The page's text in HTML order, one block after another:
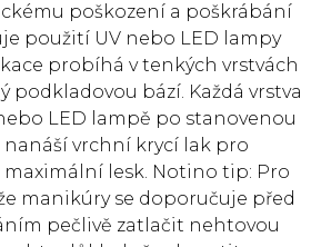
poškození a poškrábání
použití UV nebo LED lampy
probíhá v tenkých vrstvách
podkladovou bází. Každá vrstva
LED lampě po stanovenou
nanáší vrchní krycí lak pro
maximální lesk. Notino tip: Pro
manikúry se doporučuje před
pečlivě zatlačit nehtovou